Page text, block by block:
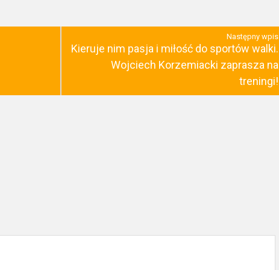
Następny wpis
Kieruje nim pasja i miłość do sportów walki.
Wojciech Korzemiacki zaprasza na
treningi!